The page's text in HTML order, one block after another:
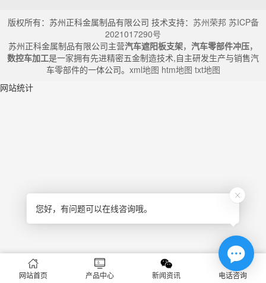
版权所有：苏州正科金属制品有限公司 技术支持： 苏州荣邦 苏ICP备
2021017290号
苏州正科金属制品有限公司主营汽车遮阳板支架， 汽车零部件冲压，
数控车加工是一家拥有先进精密五金制造技术,自主研发生产与销售汽
车零部件的一体公司。 xml地图 htm地图 txt地图
网站首页 产品中心 新闻资讯 电话咨询
网站统计
您好，有问题可以在线咨询哦。